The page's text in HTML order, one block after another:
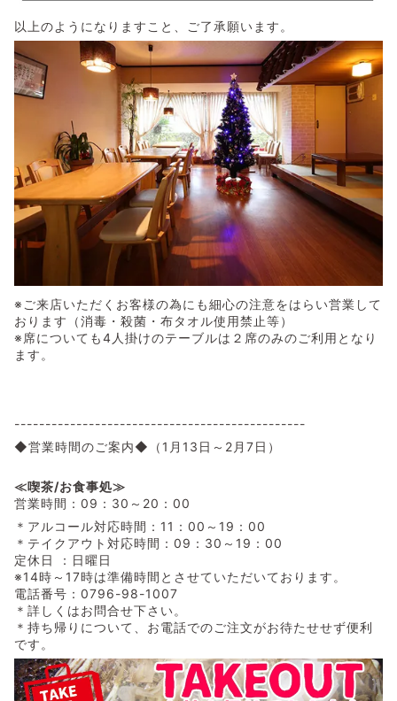
以上のようになりますこと、ご了承願います。
※ご来店いただくお客様の為にも細心の注意をはらい営業して
おります（消毒・殺菌・布タオル使用禁止等）
※席についても4人掛けのテーブルは２席のみのご利用となり
ます。
-----------------------------------------------
◆営業時間のご案内◆（1月13日～2月7日）
≪喫茶/お食事処≫
営業時間：09：30～20：00
＊アルコール対応時間：11：00～19：00
＊テイクアウト対応時間：09：30～19：00
定休日 ：日曜日
※14時～17時は準備時間とさせていただいております。
電話番号：0796-98-1007
＊詳しくはお問合せ下さい。
＊持ち帰りについて、お電話でのご注文がお待たせせず便利
です。